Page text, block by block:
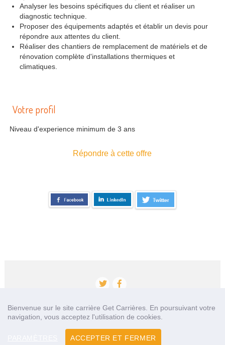
Bienvenue sur le site carrière Get Carrières. En poursuivant votre
navigation, vous acceptez l'utilisation de cookies.
ACCEPTER ET FERMER
Analyser les besoins spécifiques du client et réaliser un
diagnostic technique.
Proposer des équipements adaptés et établir un devis pour
répondre aux attentes du client.
Réaliser des chantiers de remplacement de matériels et de
rénovation complète d'installations thermiques et
climatiques.
Votre profil
Niveau d'experience minimum de 3 ans
Répondre à cette offre
Qui sommes nous? Nos partenaires
Mentions légales